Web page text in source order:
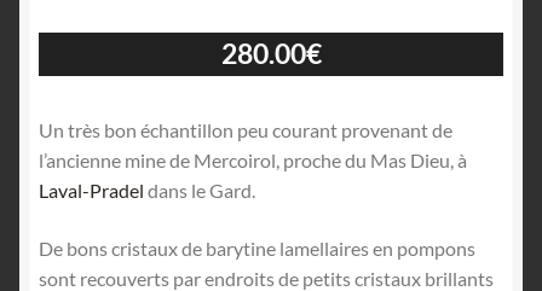
280.00€
Un très bon échantillon peu courant provenant de
l’ancienne mine de Mercoirol, proche du Mas Dieu, à
Laval-Pradel dans le Gard.
De bons cristaux de barytine lamellaires en pompons
sont recouverts par endroits de petits cristaux brillants